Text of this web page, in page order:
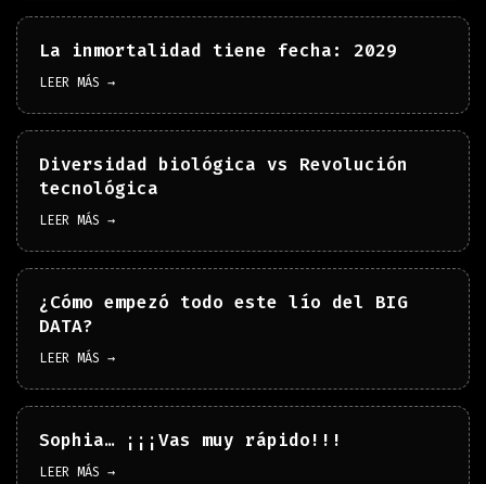
La inmortalidad tiene fecha: 2029
LEER MÁS →
Diversidad biológica vs Revolución
tecnológica
LEER MÁS →
¿Cómo empezó todo este lío del BIG
DATA?
LEER MÁS →
Sophia… ¡¡¡Vas muy rápido!!!
LEER MÁS →